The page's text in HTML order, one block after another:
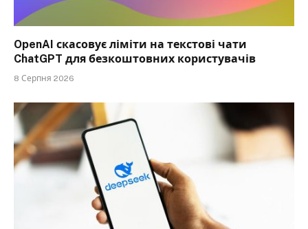
OpenAI скасовує ліміти на текстові чати
ChatGPT для безкоштовних користувачів
8 Серпня 2026